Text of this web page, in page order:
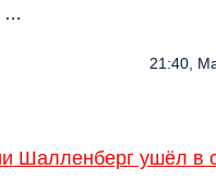
…
21:40,
Шалленберг ушёл в